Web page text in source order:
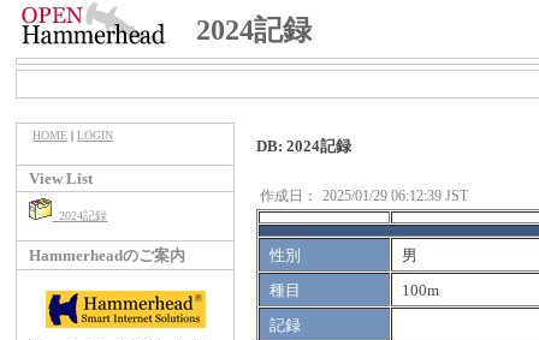
2024記録
HOME |LOGIN
View List
2024記録
Hammerheadのご案内
DB: 2024記録
作成日： 2025/01/29 06:12:39 JST
性別
男
種目
100m
記録